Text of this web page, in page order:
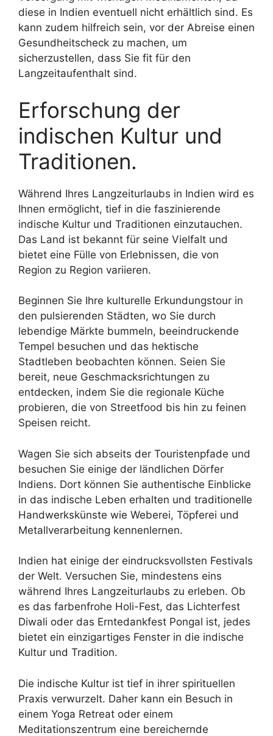
diese in Indien eventuell nicht erhältlich sind. Es
kann zudem hilfreich sein, vor der Abreise einen
Gesundheitscheck zu machen, um
sicherzustellen, dass Sie fit für den
Langzeitaufenthalt sind.
Erforschung der
indischen Kultur und
Traditionen.
Während Ihres Langzeiturlaubs in Indien wird es
Ihnen ermöglicht, tief in die faszinierende
indische Kultur und Traditionen einzutauchen.
Das Land ist bekannt für seine Vielfalt und
bietet eine Fülle von Erlebnissen, die von
Region zu Region variieren.
Beginnen Sie Ihre kulturelle Erkundungstour in
den pulsierenden Städten, wo Sie durch
lebendige Märkte bummeln, beeindruckende
Tempel besuchen und das hektische
Stadtleben beobachten können. Seien Sie
bereit, neue Geschmacksrichtungen zu
entdecken, indem Sie die regionale Küche
probieren, die von Streetfood bis hin zu feinen
Speisen reicht.
Wagen Sie sich abseits der Touristenpfade und
besuchen Sie einige der ländlichen Dörfer
Indiens. Dort können Sie authentische Einblicke
in das indische Leben erhalten und traditionelle
Handwerkskünste wie Weberei, Töpferei und
Metallverarbeitung kennenlernen.
Indien hat einige der eindrucksvollsten Festivals
der Welt. Versuchen Sie, mindestens eins
während Ihres Langzeiturlaubs zu erleben. Ob
es das farbenfrohe Holi-Fest, das Lichterfest
Diwali oder das Erntedankfest Pongal ist, jedes
bietet ein einzigartiges Fenster in die indische
Kultur und Tradition.
Die indische Kultur ist tief in ihrer spirituellen
Praxis verwurzelt. Daher kann ein Besuch in
einem Yoga Retreat oder einem
Meditationszentrum eine bereichernde